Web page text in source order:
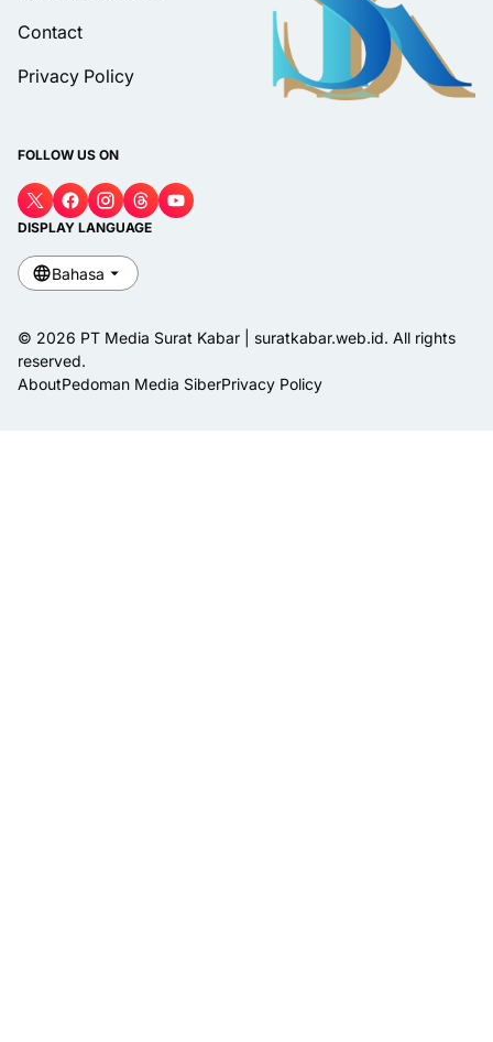
Contact
Privacy Policy
FOLLOW US ON
DISPLAY LANGUAGE
Bahasa
© 2026 PT Media Surat Kabar | suratkabar.web.id. All rights
reserved.
AboutPedoman Media SiberPrivacy Policy